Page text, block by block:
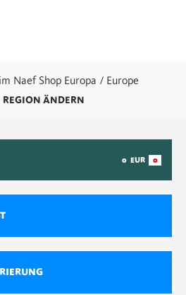
Naef Shop Europa / Europe
REGION ÄNDERN
0 EUR 0